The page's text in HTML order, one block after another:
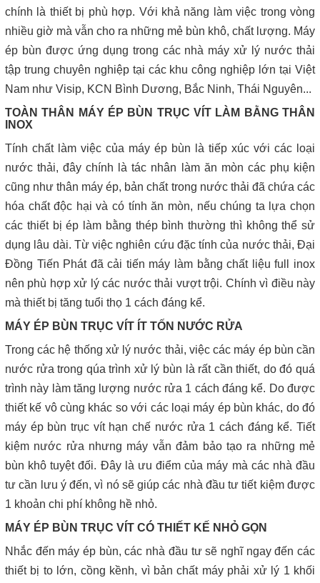
chính là thiết bị phù hợp. Với khả năng làm việc trong vòng
nhiều giờ mà vẫn cho ra những mẻ bùn khô, chất lượng. Máy
ép bùn được ứng dụng trong các nhà máy xử lý nước thải
tập trung chuyên nghiệp tại các khu công nghiệp lớn tại Việt
Nam như Visip, KCN Bình Dương, Bắc Ninh, Thái Nguyên...
TOÀN THÂN MÁY ÉP BÙN TRỤC VÍT LÀM BẰNG THÂN
INOX
Tính chất làm việc của máy ép bùn là tiếp xúc với các loại
nước thải, đây chính là tác nhân làm ăn mòn các phụ kiện
cũng như thân máy ép, bản chất trong nước thải đã chứa các
hóa chất độc hại và có tính ăn mòn, nếu chúng ta lựa chọn
các thiết bị ép làm bằng thép bình thường thì không thể sử
dụng lâu dài. Từ việc nghiên cứu đặc tính của nước thải, Đại
Đồng Tiến Phát đã cải tiến máy làm bằng chất liệu full inox
nên phù hợp xử lý các nước thải vượt trội. Chính vì điều này
mà thiết bị tăng tuổi thọ 1 cách đáng kể.
MÁY ÉP BÙN TRỤC VÍT ÍT TỐN NƯỚC RỬA
Trong các hệ thống xử lý nước thải, việc các máy ép bùn cần
nước rửa trong qúa trình xử lý bùn là rất cần thiết, do đó quá
trình này làm tăng lượng nước rửa 1 cách đáng kể. Do được
thiết kế vô cùng khác so với các loại máy ép bùn khác, do đó
máy ép bùn trục vít hạn chế nước rửa 1 cách đáng kể. Tiết
kiệm nước rửa nhưng máy vẫn đảm bảo tạo ra những mẻ
bùn khô tuyệt đối. Đây là ưu điểm của máy mà các nhà đầu
tư cần lưu ý đến, vì nó sẽ giúp các nhà đầu tư tiết kiệm được
1 khoản chi phí không hề nhỏ.
MÁY ÉP BÙN TRỤC VÍT CÓ THIẾT KẾ NHỎ GỌN
Nhắc đến máy ép bùn, các nhà đầu tư sẽ nghĩ ngay đến các
thiết bị to lớn, cồng kềnh, vì bản chất máy phải xử lý 1 khối